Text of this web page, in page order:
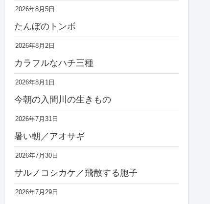
2026年8月5日
たんぼのトンボ
2026年8月2日
カラフルなハチ三種
2026年8月1日
今朝の入間川の生きもの
2026年7月31日
暑い朝／アオサギ
2026年7月30日
サルノコシカケ／飛散する胞子
2026年7月29日